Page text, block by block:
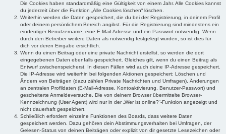
Die Cookies haben standardmäßig eine Gültigkeit von einem Jahr. Alle Cookies kannst
du jederzeit über die Funktion „Alle Cookies löschen“ löschen.
Weiterhin werden die Daten gespeichert, die du bei der Registrierung, in deinem Profil
oder deinem persönlichem Bereich angibst. Für die Registrierung sind mindestens ein
eindeutiger Benutzername, eine E-Mail-Adresse und ein Passwort notwendig. Wenn
durch den Betreiber weitere Daten als notwendig festgelegt wurden, so ist dies für
dich vor deren Eingabe ersichtlich.
Wenn du einen Beitrag oder eine private Nachricht erstellst, so werden die dort
eingegebenen Daten ebenfalls gespeichert. Gleiches gilt, wenn du einen Beitrag als
Entwurf zwischenspeicherst. In diesen Fällen wird auch deine IP-Adresse gespeichert.
Die IP-Adresse wird weiterhin bei folgenden Aktionen gespeichert: Löschen und
Ändern von Beiträgen (dazu zählen Private Nachrichten und Umfragen), Änderungen
an zentralen Profildaten (E-Mail-Adresse, Kontoaktivierung, Benutzer-Passwort) und
gescheiterte Anmeldeversuche. Die von deinem Browser übermittelte Browser-
Kennzeichnung (User Agent) wird nur in der „Wer ist online?“-Funktion angezeigt und
nicht dauerhaft gespeichert.
Schließlich erfordern einzelne Funktionen des Boards, dass weitere Daten
gespeichert werden. Dazu gehören dein Abstimmungsverhalten bei Umfragen, der
Gelesen-Status von deinen Beiträgen oder explizit von dir gesetzte Lesezeichen oder